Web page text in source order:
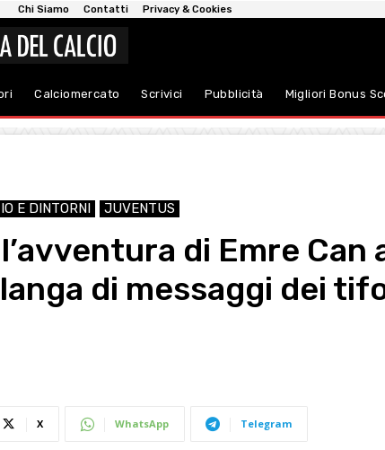
Chi Siamo Contatti Privacy & Cookies
Calciomercato Scrivici Pubblicità Migliori Bonus
E DINTORNI JUVENTUS
di Emre Can
di messaggi dei
X WhatsApp Telegram